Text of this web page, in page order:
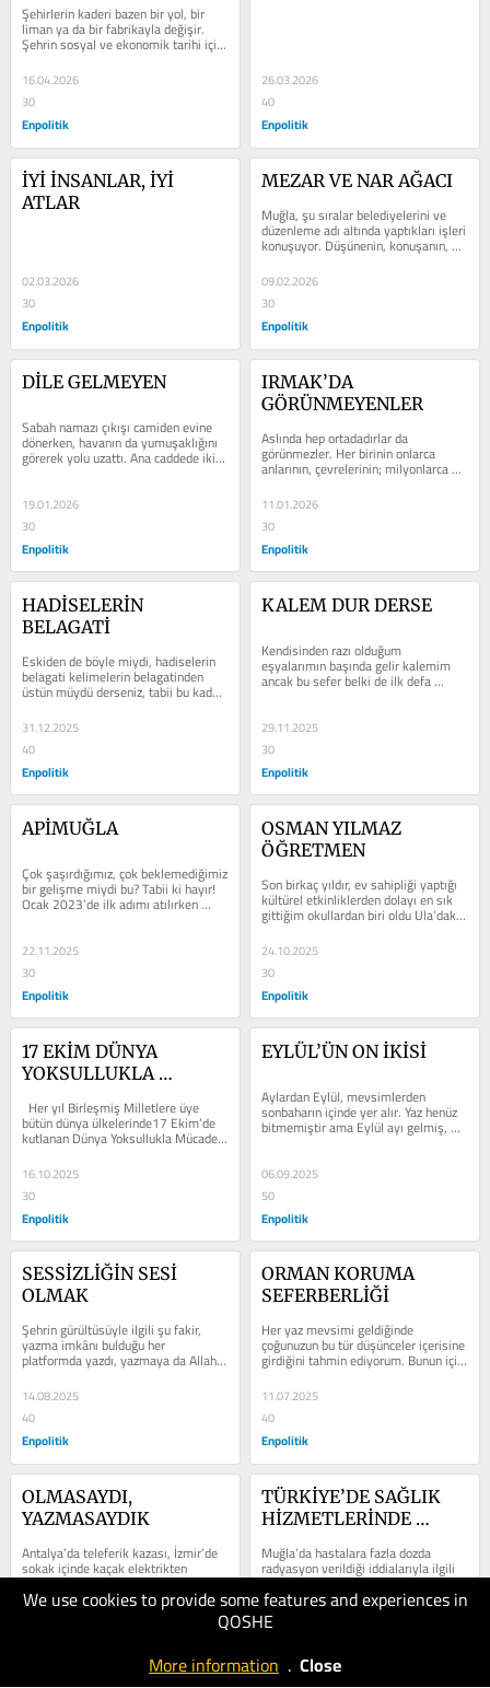
We use cookies to provide some features and experiences in
QOSHE
More information . Close
Şehirlerin kaderi bazen bir yol, bir
liman ya da bir fabrikayla değişir.
Şehrin sosyal ve ekonomik tarihi için
de bir dönüm noktası olur bu...
16.04.2026
30
Enpolitik
26.03.2026
40
Enpolitik
İYİ İNSANLAR, İYİ
ATLAR
02.03.2026
30
Enpolitik
MEZAR VE NAR AĞACI
Muğla, şu sıralar belediyelerini ve
düzenleme adı altında yaptıkları işleri
konuşuyor. Düşünenin, konuşanın,
yazanın kıymetinin...
09.02.2026
30
Enpolitik
DİLE GELMEYEN
Sabah namazı çıkışı camiden evine
dönerken, havanın da yumuşaklığını
görerek yolu uzattı. Ana caddede iki
yüz metre kadar ilerleyerek...
19.01.2026
30
Enpolitik
IRMAK’DA
GÖRÜNMEYENLER
Aslında hep ortadadırlar da
görünmezler. Her birinin onlarca
anlarının, çevrelerinin; milyonlarca
hikayeleri vardır da çok azı yazılır,...
11.01.2026
30
Enpolitik
HADİSELERİN
BELAGATİ
Eskiden de böyle miydi, hadiselerin
belagati kelimelerin belagatinden
üstün müydü derseniz, tabii bu kadar
değildi derim. Bu coğrafya
maalesef...
31.12.2025
40
Enpolitik
KALEM DUR DERSE
Kendisinden razı olduğum
eşyalarımın başında gelir kalemim
ancak bu sefer belki de ilk defa
29.11.2025
30
Enpolitik
APİMUĞLA
Çok şaşırdığımız, çok beklemediğimiz
bir gelişme miydi bu? Tabii ki hayır!
Ocak 2023’de ilk adımı atılırken
22.11.2025
30
Enpolitik
OSMAN YILMAZ
ÖĞRETMEN
Son birkaç yıldır, ev sahipliği yaptığı
kültürel etkinliklerden dolayı en sık
gittiğim okullardan biri oldu Ula’daki
Menteşe Sosyal...
24.10.2025
30
Enpolitik
17 EKİM DÜNYA
YOKSULLUKLA
Her yıl Birleşmiş Milletlere üye
bütün dünya ülkelerinde17 Ekim’de
kutlanan Dünya Yoksullukla Mücadele
Günü, sadece bir...
16.10.2025
30
Enpolitik
EYLÜL’ÜN ON İKİSİ
Aylardan Eylül, mevsimlerden
sonbaharın içinde yer alır. Yaz henüz
bitmemiştir ama Eylül ayı gelmiş,
güz kapıdan başını uzatmış olsa...
06.09.2025
50
Enpolitik
SESSİZLİĞİN SESİ
OLMAK
Şehrin gürültüsüyle ilgili şu fakir,
yazma imkânı bulduğu her
platformda yazdı, yazmaya da Allah
izin verdiği sürece devam edecek....
14.08.2025
40
Enpolitik
ORMAN KORUMA
SEFERBERLİĞİ
Her yaz mevsimi geldiğinde
çoğunuzun bu tür düşünceler içerisine
girdiğini tahmin ediyorum. Bunun için
ille orman çalışanı, orman...
11.07.2025
40
Enpolitik
OLMASAYDI,
YAZMASAYDIK
Antalya’da teleferik kazası, İzmir’de
sokak içinde kaçak elektrikten
kaybettiğimiz iki can, Bolu Kartalkaya
ve Bursa Uludağ’ da otel...
TÜRKİYE’DE SAĞLIK
HİZMETLERİNDE
Muğla’da hastalara fazla dozda
radyasyon verildiği iddialarıyla ilgili
gündeme gelen, sağlıkta
tedarikçilerin daha fazla kazanç elde
etmek...
16.05.2025
Enpolitik